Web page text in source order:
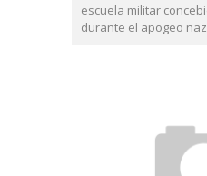
escuela militar
durante el apogeo